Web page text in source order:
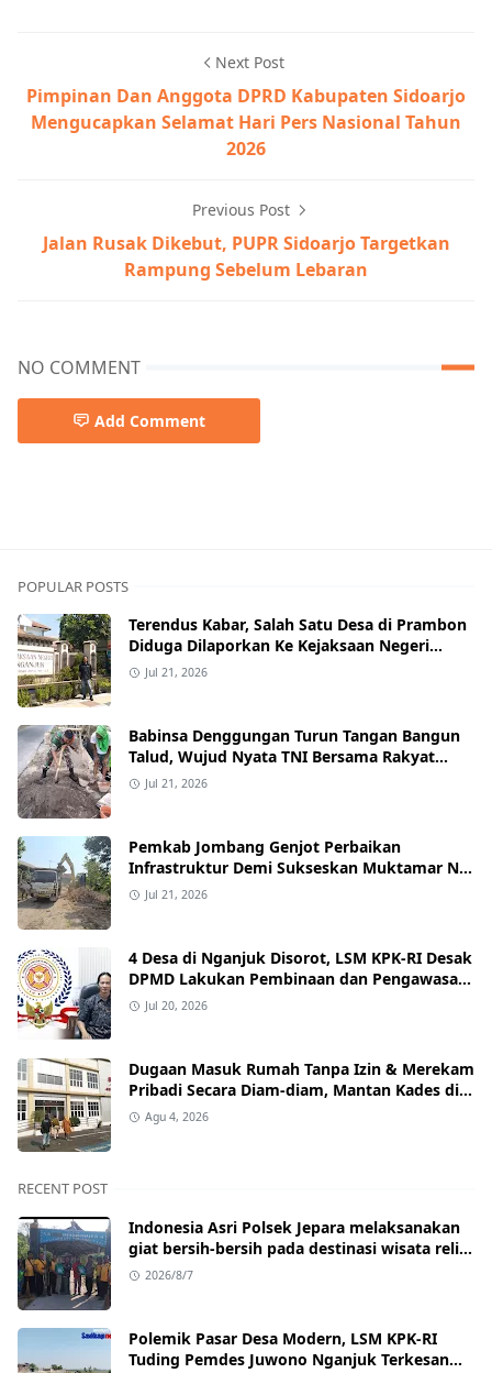
Next Post
Pimpinan Dan Anggota DPRD Kabupaten Sidoarjo
Mengucapkan Selamat Hari Pers Nasional Tahun
2026
Previous Post
Jalan Rusak Dikebut, PUPR Sidoarjo Targetkan
Rampung Sebelum Lebaran
NO COMMENT
Add Comment
POPULAR POSTS
Terendus Kabar, Salah Satu Desa di Prambon
Diduga Dilaporkan Ke Kejaksaan Negeri
Nganjuk.
Jul 21, 2026
Babinsa Denggungan Turun Tangan Bangun
Talud, Wujud Nyata TNI Bersama Rakyat
Perkuat Akses Jalan Desa
Jul 21, 2026
Pemkab Jombang Genjot Perbaikan
Infrastruktur Demi Sukseskan Muktamar NU
ke-35 di PP Bahrul Ulum Tambakberas
Jul 21, 2026
4 Desa di Nganjuk Disorot, LSM KPK-RI Desak
DPMD Lakukan Pembinaan dan Pengawasan
Tata Kelola Desa
Jul 20, 2026
Dugaan Masuk Rumah Tanpa Izin & Merekam
Pribadi Secara Diam‑diam, Mantan Kades di
Nganjuk Resmi Dipolisikan.
Agu 4, 2026
RECENT POST
Indonesia Asri Polsek Jepara melaksanakan
giat bersih-bersih pada destinasi wisata religi
P. Panjang Jepara
2026/8/7
Polemik Pasar Desa Modern, LSM KPK‑RI
Tuding Pemdes Juwono Nganjuk Terkesan